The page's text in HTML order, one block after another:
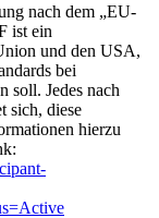
nach dem „EU-
ist ein
und den USA,
bei
soll. Jedes nach
sich, diese
hierzu